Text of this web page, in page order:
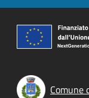
Comune